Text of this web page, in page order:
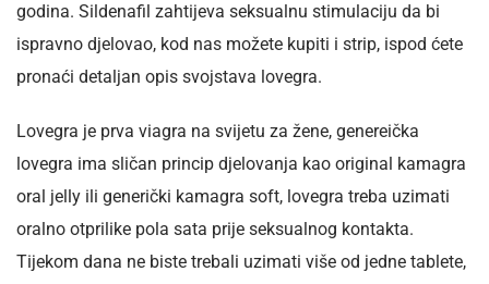
godina. Sildenafil zahtijeva seksualnu stimulaciju da bi
ispravno djelovao, kod nas možete kupiti i strip, ispod ćete
pronaći detaljan opis svojstava lovegra.
Lovegra je prva viagra na svijetu za žene, genereička
lovegra ima sličan princip djelovanja kao original kamagra
oral jelly ili generički kamagra soft, lovegra treba uzimati
oralno otprilike pola sata prije seksualnog kontakta.
Tijekom dana ne biste trebali uzimati više od jedne tablete,